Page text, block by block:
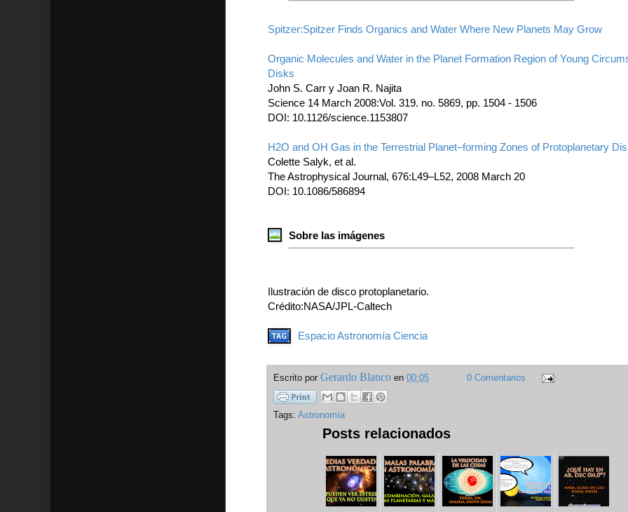
Spitzer:Spitzer Finds Organics and Water Where New Planets May Grow
Organic Molecules and Water in the Planet Formation Region of Young
Disks
John S. Carr y Joan R. Najita
Science 14 March 2008:Vol. 319. no. 5869, pp. 1504 - 1506
DOI: 10.1126/science.1153807
H2O and OH Gas in the Terrestrial Planet–forming Zones of Protoplanetary
Colette Salyk, et al.
The Astrophysical Journal, 676:L49–L52, 2008 March 20
DOI: 10.1086/586894
Sobre las imágenes
Ilustración de disco protoplanetario.
Crédito:NASA/JPL-Caltech
EspacioAstronomía Ciencia
Escrito por Gerardo Blanco en 00:05 0 Comentarios
Tags: Astronomía
Posts relacionados